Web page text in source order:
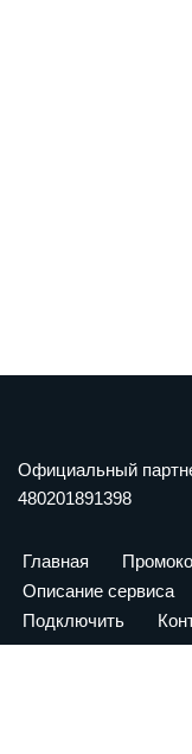
Официальный
480201891398
Главная
Описание сервиса
Подключить